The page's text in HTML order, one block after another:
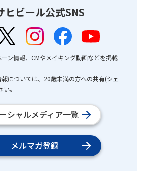
ヒビール公式SNS
ン情報、CMやメイキング動画などを掲載
については、20歳未満の方への共有(シェ
。
シャルメディア一覧
メルマガ登録